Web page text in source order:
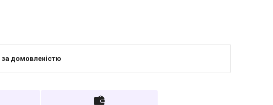
за домовленістю